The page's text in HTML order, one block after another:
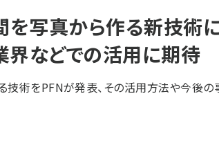
を写真から作る新技術
界などでの活用に期待
技術をPFNが発表、その活用方法や今後の